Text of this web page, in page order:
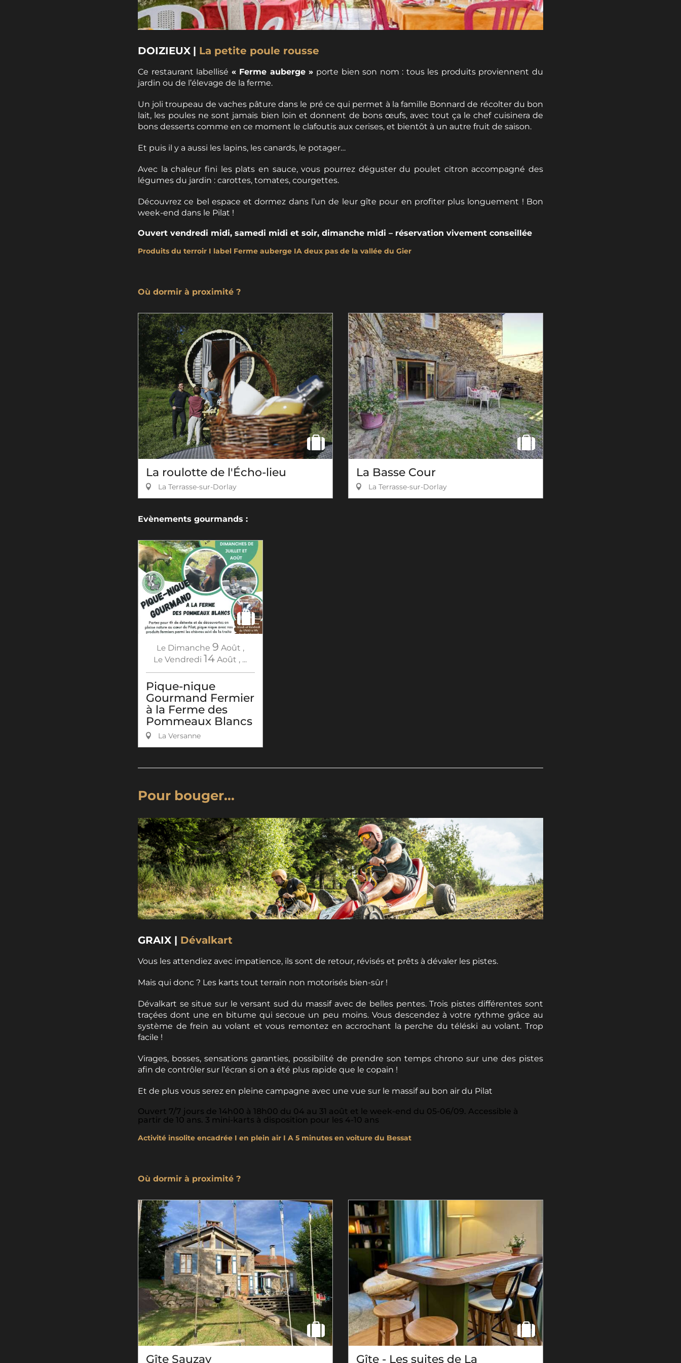
DOIZIEUX | La petite poule rousse
Ce restaurant labellisé « Ferme auberge » porte bien son nom : tous les produits proviennent du
jardin ou de l’élevage de la ferme.
Un joli troupeau de vaches pâture dans le pré ce qui permet à la famille Bonnard de récolter du bon
lait, les poules ne sont jamais bien loin et donnent de bons œufs, avec tout ça le chef cuisinera de
bons desserts comme en ce moment le clafoutis aux cerises, et bientôt à un autre fruit de saison.
Et puis il y a aussi les lapins, les canards, le potager…
Avec la chaleur fini les plats en sauce, vous pourrez déguster du poulet citron accompagné des
légumes du jardin : carottes, tomates, courgettes.
Découvrez ce bel espace et dormez dans l’un de leur gîte pour en profiter plus longuement ! Bon
week-end dans le Pilat !
Ouvert vendredi midi, samedi midi et soir, dimanche midi – réservation vivement conseillée
Produits du terroir I label Ferme auberge IA deux pas de la vallée du Gier
Où dormir à proximité ?
La roulotte de l'Écho-lieu
La Terrasse-sur-Dorlay
La Basse Cour
La Terrasse-sur-Dorlay
Evènements gourmands :
Le Dimanche 9 Août ,
Le Vendredi 14 Août , ...
Pique-nique
Gourmand Fermier
à la Ferme des
Pommeaux Blancs
La Versanne
Pour bouger...
GRAIX | Dévalkart
Vous les attendiez avec impatience, ils sont de retour, révisés et prêts à dévaler les pistes.
Mais qui donc ? Les karts tout terrain non motorisés bien-sûr !
Dévalkart se situe sur le versant sud du massif avec de belles pentes. Trois pistes différentes sont
traçées dont une en bitume qui secoue un peu moins. Vous descendez à votre rythme grâce au
système de frein au volant et vous remontez en accrochant la perche du téléski au volant. Trop
facile !
Virages, bosses, sensations garanties, possibilité de prendre son temps chrono sur une des pistes
afin de contrôler sur l’écran si on a été plus rapide que le copain !
Et de plus vous serez en pleine campagne avec une vue sur le massif au bon air du Pilat
Ouvert 7/7 jours de 14h00 à 18h00 du 04 au 31 août et le week-end du 05-06/09. Accessible à
partir de 10 ans. 3 mini-karts à disposition pour les 4-10 ans
Activité insolite encadrée I en plein air I A 5 minutes en voiture du Bessat
Où dormir à proximité ?
Gîte Sauzay Gîte - Les suites de La